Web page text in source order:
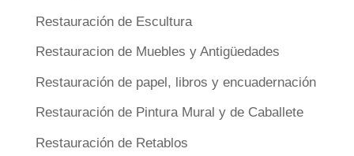
Restauración de Escultura
Restauracion de Muebles y Antigüedades
Restauración de papel, libros y encuadernación
Restauración de Pintura Mural y de Caballete
Restauración de Retablos